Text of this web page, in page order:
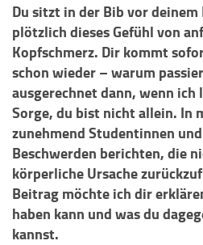
Du sitzt in der Bib vor
plötzlich dieses Gefühl von
Kopfschmerz. Dir kommt
schon wieder – warum
ausgerechnet dann, wenn ich
Sorge, du bist nicht allein. In
zunehmend Studentinnen
Beschwerden berichten, die
körperliche Ursache
Beitrag möchte ich dir
haben kann und was du
kannst.